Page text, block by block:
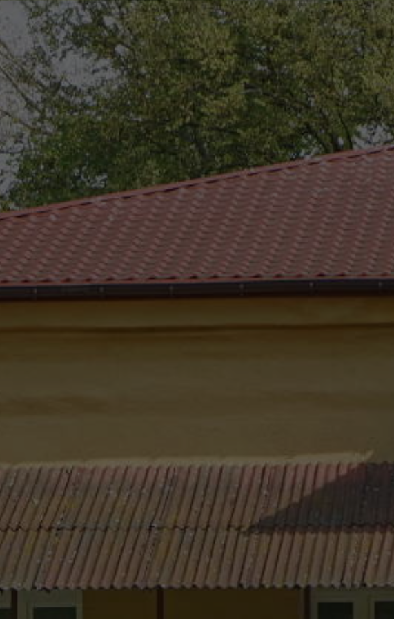
(0-25) 755 41 01 urzad_gminy@wojcieszkow.pl